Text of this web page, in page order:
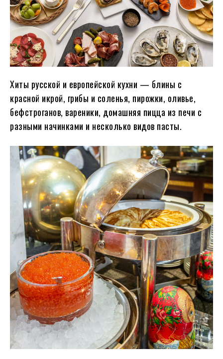
Хиты русской и европейской кухни — блины с
красной икрой, грибы и соленья, пирожки, оливье,
бефстроганов, вареники, домашняя пицца из печи с
разными начинками и несколько видов пасты.